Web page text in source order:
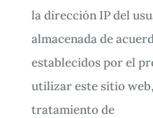
la dirección IP del
almacenada de
establecidos por el
utilizar este sitio
tratamiento de